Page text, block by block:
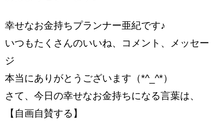
幸せなお金持ちプランナー亜紀です♪
いつもたくさんのいいね、コメント、メッセー
ジ
本当にありがとうございます（*^_^*）
さて、今日の幸せなお金持ちになる言葉は、
【自画自賛する】